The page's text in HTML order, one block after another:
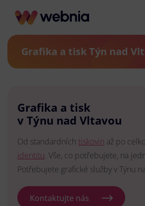
Grafika a tisk Týn nad
Grafika a tisk
v Týnu nad Vltavou
Od standardních tiskovin až po
identitu. Vše, co potřebujete, na
Potřebujete grafické služby v Týnu
Kontaktujte nás